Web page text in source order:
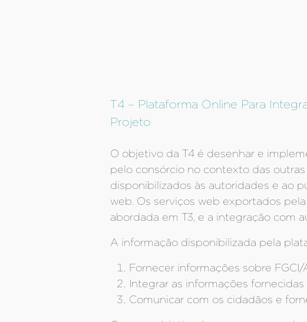
T4 – Plataforma Online Para
Projeto
O objetivo da T4 é desenhar e
pelo consórcio no contexto das
disponibilizados às autoridades e ao
web. Os serviços web exportados
abordada em T3, e a integração com
A informação disponibilizada pela
Fornecer informações sobre
Integrar as informações
Comunicar com os cidadãos e